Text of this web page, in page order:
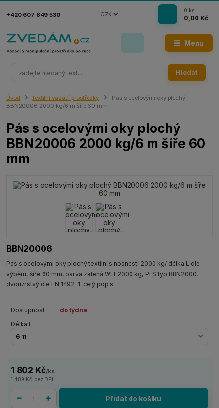
Menu
CZK
Hledat
+420 607 849 530
0 ks
0,00 Kč
Úvod Textilní vázací prostředky
Pás s ocelovými oky plochý
BBN20006 2000 kg/6 m šíře 60 mm
Pás s ocelovými oky plochý
BBN20006 2000 kg/6 m šíře 60
mm
BBN20006
Pás s ocelovými oky plochý textilní s nosností 2000 kg/ délka L dle
výběru, šíře 60 mm, barva zelená WLL2000 kg, PES typ BBN2000,
dvouvrstvý dle EN 1492-1. celý popis
Dostupnost
do týdne
Délka L
1 802 Kč/ks
1 489 Kč bez DPH
Přidat do košíku